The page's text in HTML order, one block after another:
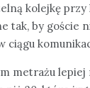
kolejkę przy
tak, by goście
ciągu
metrażu lepiej